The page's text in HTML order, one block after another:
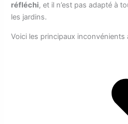
réfléchi, et il n’est pas adapté à
les jardins.
Voici les principaux inconvénients